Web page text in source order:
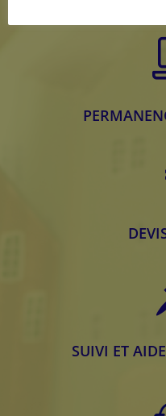
SUIVI ET